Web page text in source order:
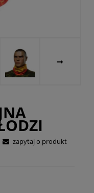
zapytaj o produkt